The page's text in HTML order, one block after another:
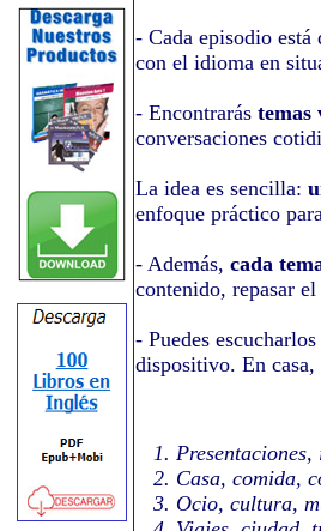
- Cada episodio
con el idioma en
- Encontrarás temas
conversaciones
La idea es sencilla:
enfoque práctico
- Además, cada
contenido, repasar
- Puedes
dispositivo. En
1. Presentaciones,
2. Casa, comida,
3. Ocio, cultura,